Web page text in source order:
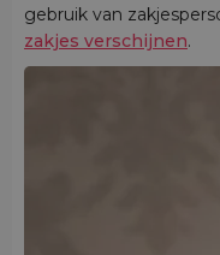
gebruik van
zakjes verschijnen.